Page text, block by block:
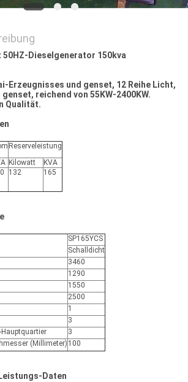
Dieselgenerator 150kva
Erzeugnisses und genset, 12 Reihe Licht,
reichend von 55KW-2400KW.
Qualität.
Reserveleistung
Kilowatt
KVA
132 165
SP165YCS
Schalldicht
3460
1290
1550
2500
1
3
Hauptquartier
3
(Millimeter) 100
Daten